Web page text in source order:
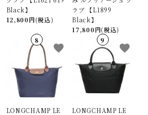
Black】
12,800円(税込)
ラブ 【L1899
Black】
17,800円(税込)
LONGCHAMP LE
favorite
LONGCHAMP LE
favorite